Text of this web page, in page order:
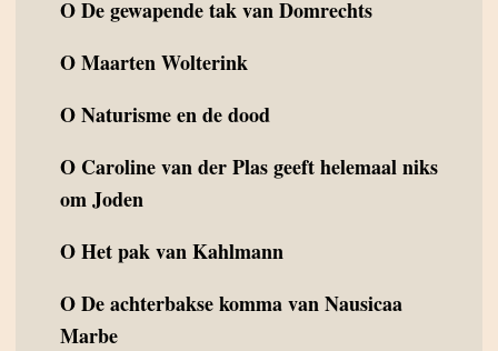
ODe gewapende tak van Domrechts
OMaarten Wolterink
ONaturisme en de dood
O Caroline van der Plas geeft helemaal niks
om Joden
OHet pak van Kahlmann
ODe achterbakse komma van Nausicaa
Marbe